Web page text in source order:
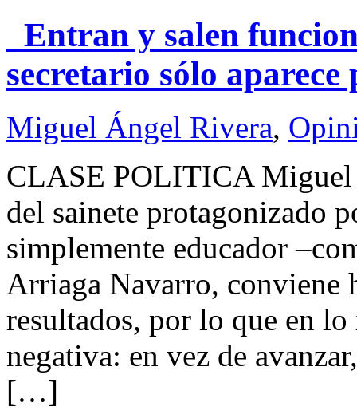
Entran y salen
secretario sólo
Miguel Ángel Rivera,
CLASE POLITICA
del sainete protagonizado
simplemente educador
Arriaga Navarro, conviene
resultados, por lo que en
negativa: en vez de
[…]